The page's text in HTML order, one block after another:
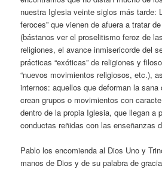
nuestra Iglesia veinte siglos más tarde:
feroces” que vienen de afuera a tratar
(bástanos ver el proselitismo feroz de
religiones, el avance inmisericorde del
prácticas “exóticas” de religiones y
“nuevos movimientos religiosos, etc.),
internos: aquellos que deforman la
crean grupos o movimientos con
dentro de la propia Iglesia, que llegan a
conductas reñidas con las enseñanzas
Pablo los encomienda al Dios Uno y
manos de Dios y de su palabra de